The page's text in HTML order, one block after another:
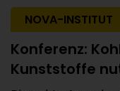
NOVA-INSTITUT
Konferenz:
Kunststoffe